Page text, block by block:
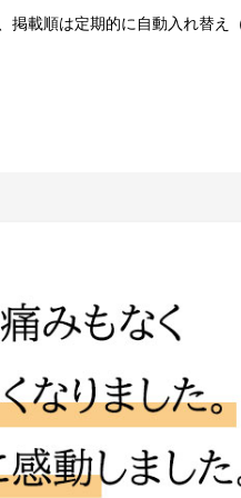
載順は定期的に自動入れ替え